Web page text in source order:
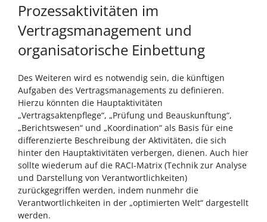
Prozessaktivitäten im
Vertragsmanagement und
organisatorische Einbettung
Des Weiteren wird es notwendig sein, die künftigen
Aufgaben des Vertragsmanagements zu definieren.
Hierzu könnten die Hauptaktivitäten
„Vertragsaktenpflege“, „Prüfung und Beauskunftung“,
„Berichtswesen“ und „Koordination“ als Basis für eine
differenzierte Beschreibung der Aktivitäten, die sich
hinter den Hauptaktivitäten verbergen, dienen. Auch hier
sollte wiederum auf die RACI-Matrix (Technik zur Analyse
und Darstellung von Verantwortlichkeiten)
zurückgegriffen werden, indem nunmehr die
Verantwortlichkeiten in der „optimierten Welt“ dargestellt
werden.